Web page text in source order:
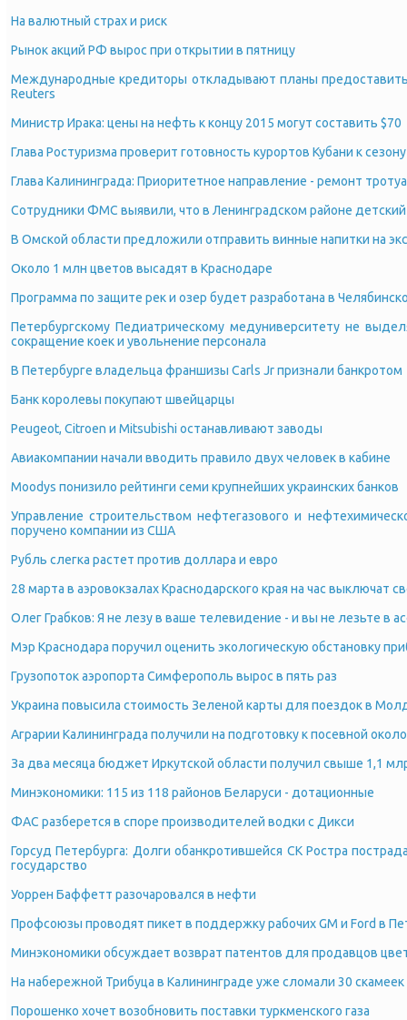
На валютный страх и риск
Рынок акций РФ вырос при открытии в пятницу
Международные кредиторы откладывают планы
Reuters
Министр Ирака: цены на нефть к концу 2015 могут составить $70
Глава Ростуризма проверит готовность курортов Кубани к сезону
Глава Калининграда: Приоритетное направление - ремонт
Сотрудники ФМС выявили, что в Ленинградском районе
В Омской области предложили отправить винные напитки на
Около 1 млн цветов высадят в Краснодаре
Программа по защите рек и озер будет разработана в
Петербургскому Педиатрическому медуниверситету не
сокращение коек и увольнение персонала
В Петербурге владельца франшизы Carls Jr признали банкротом
Банк королевы покупают швейцарцы
Peugeot, Citroen и Mitsubishi останавливают заводы
Авиакомпании начали вводить правило двух человек в кабине
Moodys понизило рейтинги семи крупнейших украинских банков
Управление строительством нефтегазового и
поручено компании из США
Рубль слегка растет против доллара и евро
28 марта в аэровокзалах Краснодарского края на час выключат
Олег Грабков: Я не лезу в ваше телевидение - и вы не лезьте в
Мэр Краснодара поручил оценить экологическую обстановку
Грузопоток аэропорта Симферополь вырос в пять раз
Украина повысила стоимость Зеленой карты для поездок в
Аграрии Калининграда получили на подготовку к посевной
За два месяца бюджет Иркутской области получил свыше 1,1
Минэкономики: 115 из 118 районов Беларуси - дотационные
ФАС разберется в споре производителей водки с Дикси
Горсуд Петербурга: Долги обанкротившейся СК Ростра
государство
Уоррен Баффетт разочаровался в нефти
Профсоюзы проводят пикет в поддержку рабочих GM и Ford в
Минэкономики обсуждает возврат патентов для продавцов
На набережной Трибуца в Калининграде уже сломали 30 скамеек
Порошенко хочет возобновить поставки туркменского газа